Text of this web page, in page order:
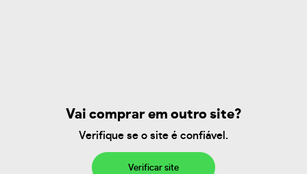
Vai comprar em outro site?
Verifique se o site é confiável.
Verificar site